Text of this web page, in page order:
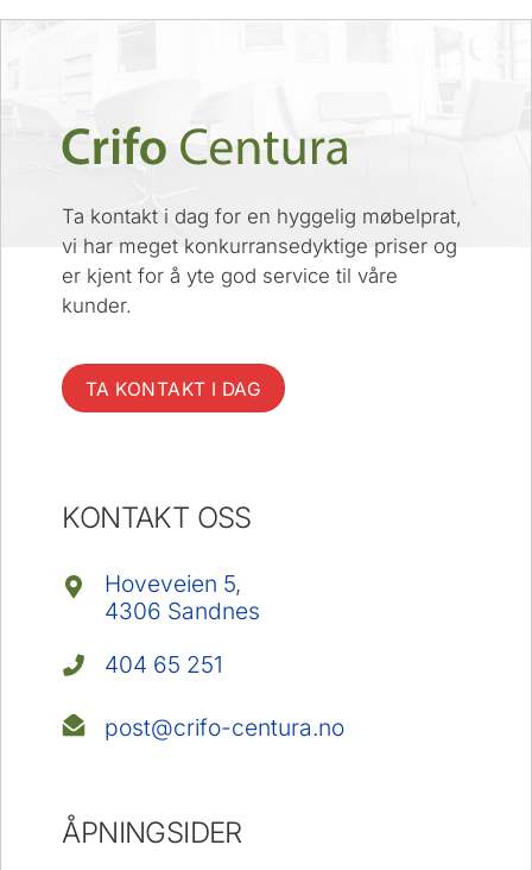
Ta kontakt i dag for en hyggelig møbelprat,
vi har meget konkurransedyktige priser og
er kjent for å yte god service til våre
kunder.
TA KONTAKT I DAG
KONTAKT OSS
Hoveveien 5,
4306 Sandnes
404 65 251
post@crifo-centura.no
ÅPNINGSIDER